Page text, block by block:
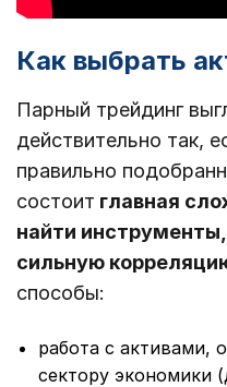
Как выбрать
Парный трейдинг
действительно так,
правильно
состоит главная
найти
сильную
способы:
работа с активами,
сектору экономики